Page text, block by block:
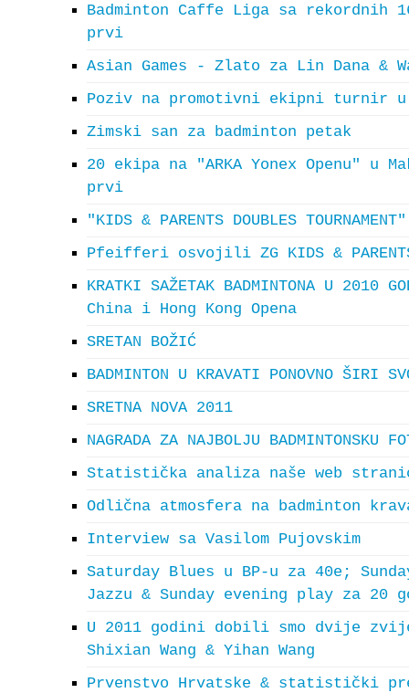
Badminton Caffe Liga sa rekordnih
prvi
Asian Games - Zlato za Lin Dana &
Poziv na promotivni ekipni turnir u
Zimski san za badminton petak
20 ekipa na "ARKA Yonex Openu" u
prvi
"KIDS & PARENTS DOUBLES
Pfeifferi osvojili ZG KIDS &
KRATKI SAŽETAK BADMINTONA U 2010
China i Hong Kong Opena
SRETAN BOŽIĆ
BADMINTON U KRAVATI PONOVNO ŠIRI
SRETNA NOVA 2011
NAGRADA ZA NAJBOLJU BADMINTONSKU
Statistička analiza naše web
Odlična atmosfera na badminton
Interview sa Vasilom Pujovskim
Saturday Blues u BP-u za 40e;
Jazzu & Sunday evening play za 20
U 2011 godini dobili smo dvije
Shixian Wang & Yihan Wang
Prvenstvo Hrvatske & statistički